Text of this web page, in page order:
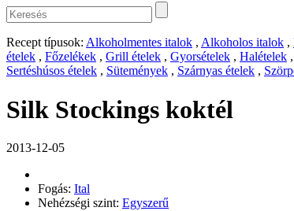
Recept típusok: Alkoholmentes italok , Alkoholos italok ,
ételek , Főzelékek , Grill ételek , Gyorsételek , Halételek ,
Sertéshúsos ételek , Sütemények , Szárnyas ételek ,
Silk Stockings koktél
2013-12-05
Fogás: Ital
Nehézségi szint: Egyszerű